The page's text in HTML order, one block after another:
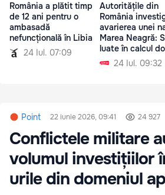
România a plătit timp
de 12 ani pentru o
ambasadă
nefuncțională în Libia
24 Iul. 07:09
Autoritățile din
România
avarierea unei
Marea Neagră:
luate în calcul
versiuni24 Iul. 09:32
Point 22 iunie 2026, 09:41 24 927
Conflictele militare
volumul investițiilor
urile din domeniul